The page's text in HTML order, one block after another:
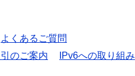
よくあるご質問
のご案内
IPv6への取り組み